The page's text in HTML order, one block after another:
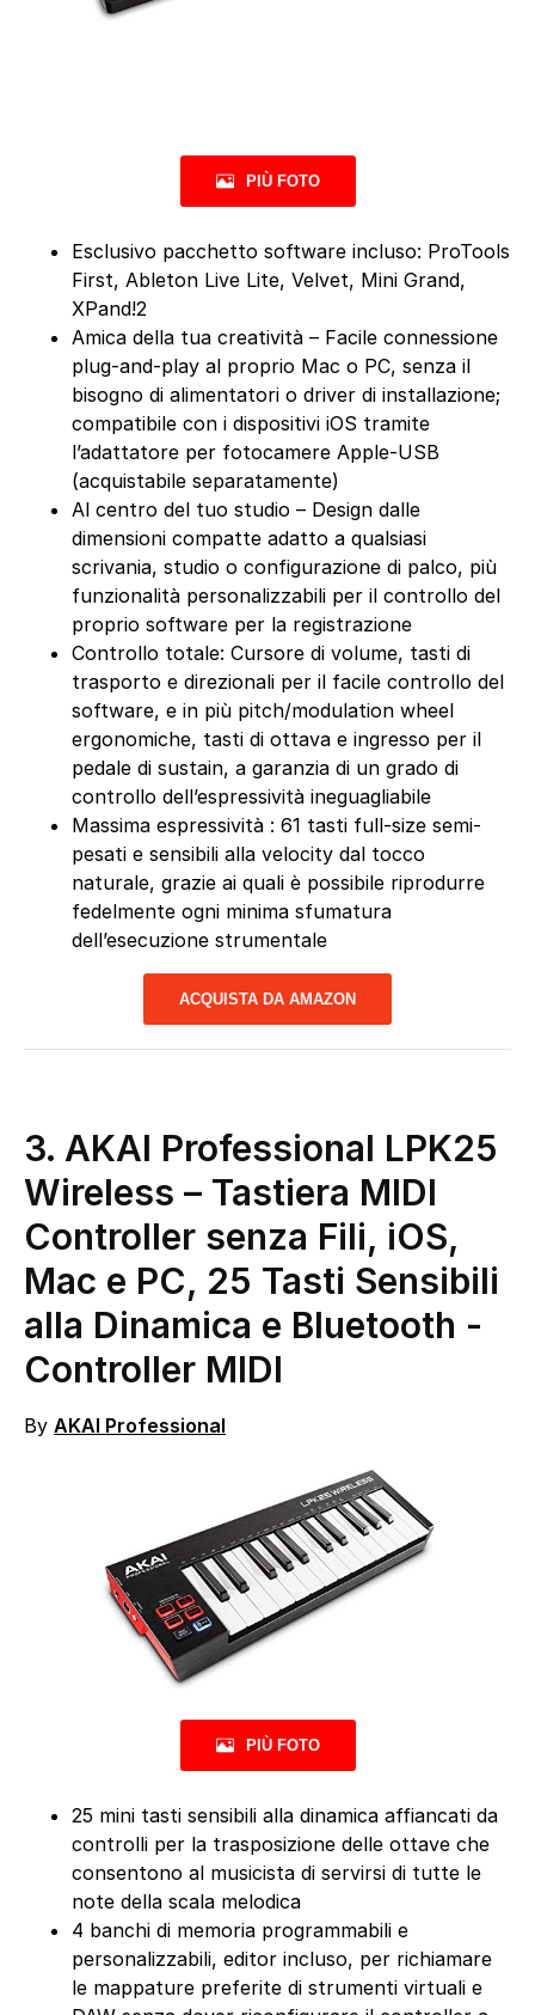
PIÙ FOTO
Esclusivo pacchetto software incluso: ProTools
First, Ableton Live Lite, Velvet, Mini Grand,
XPand!2
Amica della tua creatività – Facile connessione
plug-and-play al proprio Mac o PC, senza il
bisogno di alimentatori o driver di installazione;
compatibile con i dispositivi iOS tramite
l’adattatore per fotocamere Apple-USB
(acquistabile separatamente)
Al centro del tuo studio – Design dalle
dimensioni compatte adatto a qualsiasi
scrivania, studio o configurazione di palco, più
funzionalità personalizzabili per il controllo del
proprio software per la registrazione
Controllo totale: Cursore di volume, tasti di
trasporto e direzionali per il facile controllo del
software, e in più pitch/modulation wheel
ergonomiche, tasti di ottava e ingresso per il
pedale di sustain, a garanzia di un grado di
controllo dell’espressività ineguagliabile
Massima espressività : 61 tasti full-size semi-
pesati e sensibili alla velocity dal tocco
naturale, grazie ai quali è possibile riprodurre
fedelmente ogni minima sfumatura
dell’esecuzione strumentale
ACQUISTA DA AMAZON
3. AKAI Professional LPK25
Wireless – Tastiera MIDI
Controller senza Fili, iOS,
Mac e PC, 25 Tasti Sensibili
alla Dinamica e Bluetooth -
Controller MIDI
By AKAI Professional
PIÙ FOTO
25 mini tasti sensibili alla dinamica affiancati da
controlli per la trasposizione delle ottave che
consentono al musicista di servirsi di tutte le
note della scala melodica
4 banchi di memoria programmabili e
personalizzabili, editor incluso, per richiamare
le mappature preferite di strumenti virtuali e